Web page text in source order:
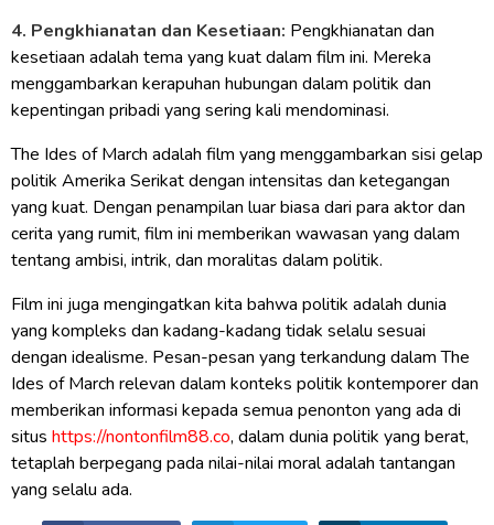
4. Pengkhianatan dan Kesetiaan: Pengkhianatan dan
kesetiaan adalah tema yang kuat dalam film ini. Mereka
menggambarkan kerapuhan hubungan dalam politik dan
kepentingan pribadi yang sering kali mendominasi.
The Ides of March adalah film yang menggambarkan sisi gelap
politik Amerika Serikat dengan intensitas dan ketegangan
yang kuat. Dengan penampilan luar biasa dari para aktor dan
cerita yang rumit, film ini memberikan wawasan yang dalam
tentang ambisi, intrik, dan moralitas dalam politik.
Film ini juga mengingatkan kita bahwa politik adalah dunia
yang kompleks dan kadang-kadang tidak selalu sesuai
dengan idealisme. Pesan-pesan yang terkandung dalam The
Ides of March relevan dalam konteks politik kontemporer dan
memberikan informasi kepada semua penonton yang ada di
situs https://nontonfilm88.co, dalam dunia politik yang berat,
tetaplah berpegang pada nilai-nilai moral adalah tantangan
yang selalu ada.